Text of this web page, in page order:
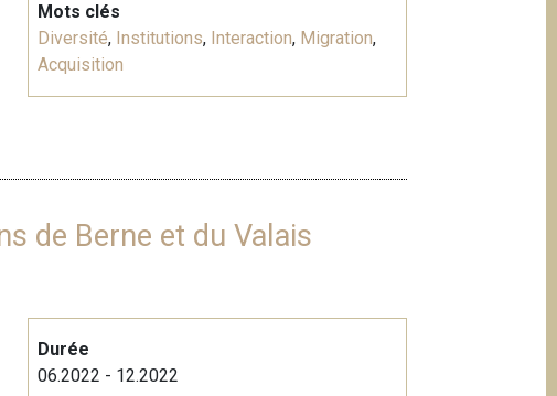
Mots clés
Diversité, Institutions, Interaction, Migration,
Acquisition
de Berne et du Valais
Durée
06.2022 - 12.2022